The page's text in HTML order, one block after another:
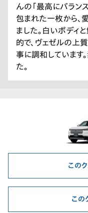
んの「最高にバラン
包まれた一枚から、
ました。白いボディ
的で、ヴェゼルの上
事に調和しています
た。
この
この